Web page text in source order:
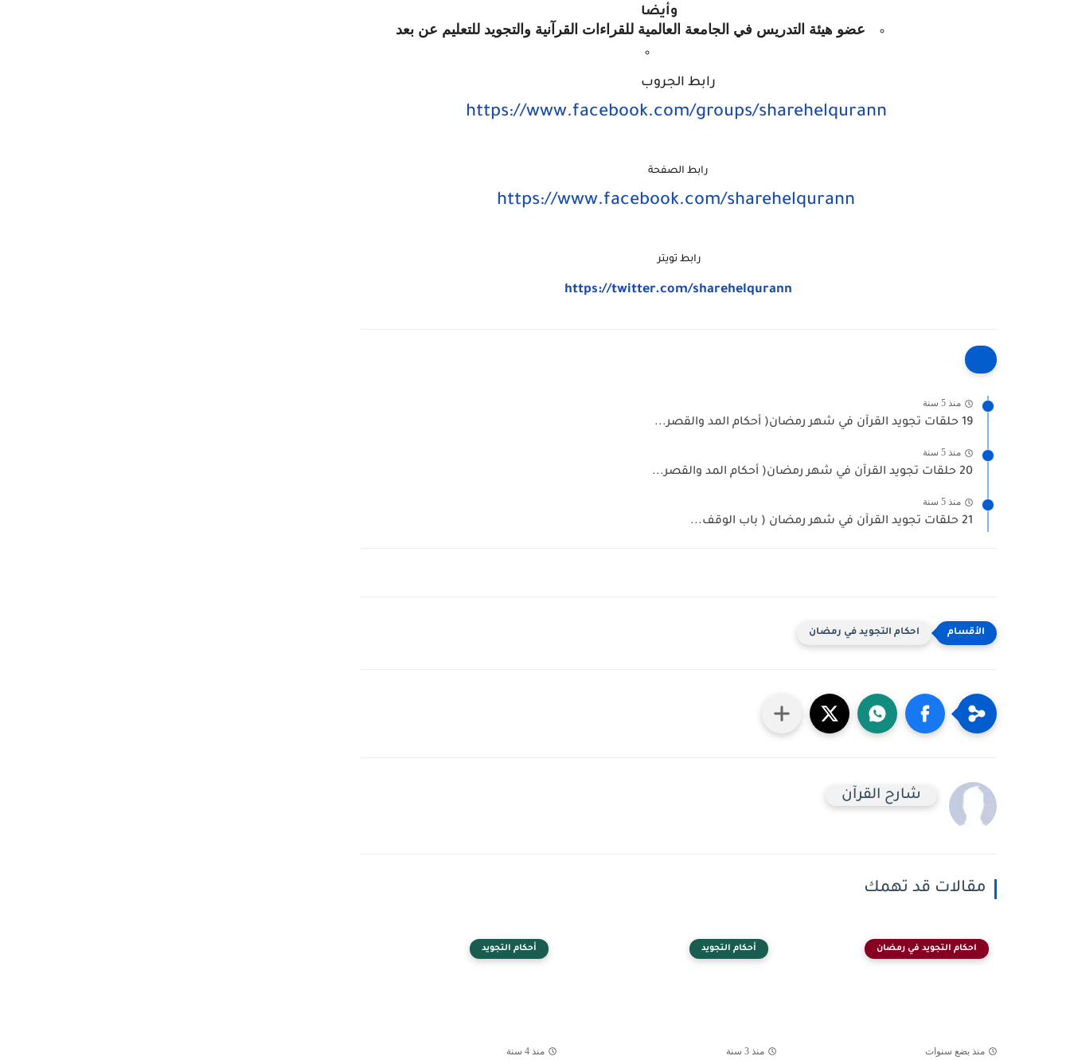
وأيضا
عضو هيئة التدريس في الجامعة العالمية للقراءات القرآنية والتجويد للتعليم عن بعد
رابط الجروب
رابط الصفحة
رابط تويتر
https://twitter.com/sharehelqurann
منذ 5 سنة
19 حلقات تجويد القرآن في شهر رمضان( أحكام المد والقصر...
منذ 5 سنة
20 حلقات تجويد القرآن في شهر رمضان( أحكام المد والقصر...
منذ 5 سنة
21 حلقات تجويد القرآن في شهر رمضان ( باب الوقف...
احكام التجويد في رمضان
شارح القرآن
مقالات قد تهمك
احكام التجويد في رمضان
منذ بضع سنوات
أحكام التجويد
منذ 3 سنة
أحكام التجويد
منذ 4 سنة